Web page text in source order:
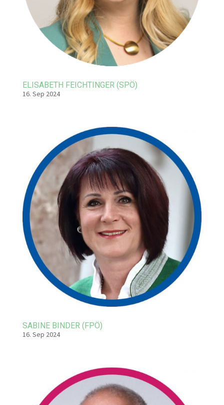
ELISABETH FEICHTINGER (SPÖ)
16. Sep 2024
SABINE BINDER (FPÖ)
16. Sep 2024